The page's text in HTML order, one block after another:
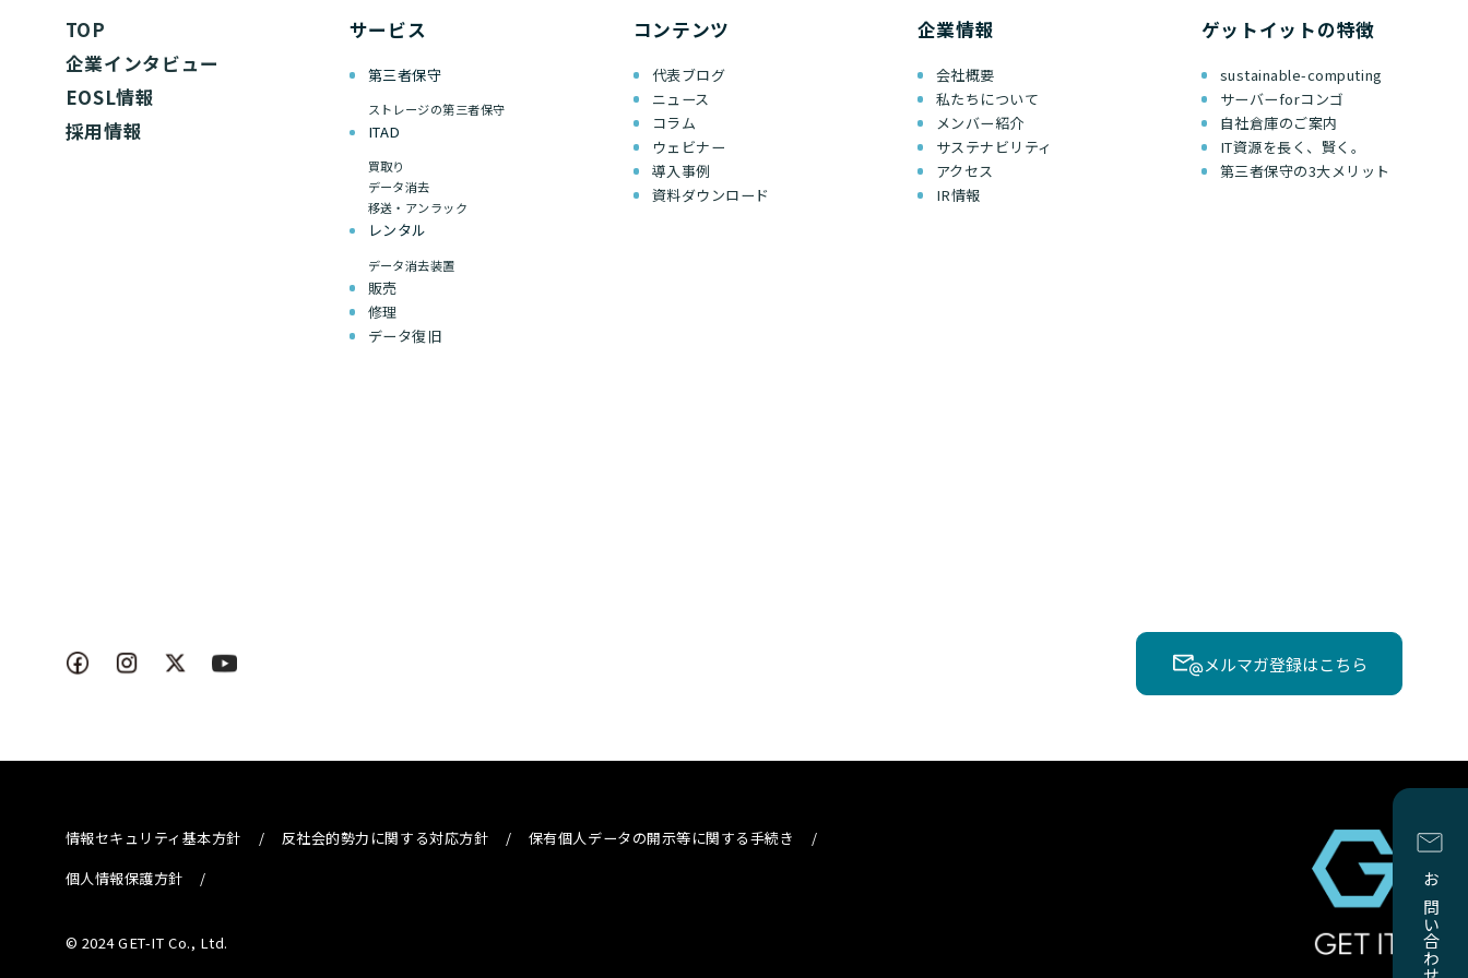
TOP
企業インタビュー
EOSL情報
採用情報
サービス
第三者保守
ストレージの第三者保守
ITAD
買取り
データ消去
移送・アンラック
レンタル
データ消去装置
販売
修理
データ復旧
コンテンツ
代表ブログ
ニュース
コラム
ウェビナー
導入事例
資料ダウンロード
企業情報
会社概要
私たちについて
メンバー紹介
サステナビリティ
アクセス
IR情報
ゲットイットの特徴
sustainable-computing
サーバーforコンゴ
自社倉庫のご案内
IT資源を長く、賢く。
第三者保守の3大メリット
メルマガ登録はこちら
お問い合わせ
情報セキュリティ基本方針 / 反社会的勢力に関する対応方針 / 保有個人データの開示等に関する手続き
/
個人情報保護方針
/
© 2024 GET-IT Co., Ltd.